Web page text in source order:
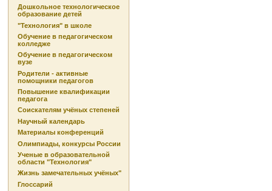
Дошкольное технологическое
образование детей
"Технология" в школе
Обучение в педагогическом
колледже
Обучение в педагогическом
вузе
Родители - активные
помощники педагогов
Повышение квалификации
педагога
Соискателям учёных степеней
Научный календарь
Материалы конференций
Олимпиады, конкурсы России
Ученые в образовательной
области "Технология"
Жизнь замечательных учёных"
Глоссарий